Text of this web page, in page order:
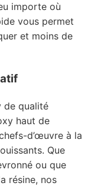
importe où
vous permet
et moins de
de qualité
haut de
d’œuvre à la
Que
ou que
résine, nos